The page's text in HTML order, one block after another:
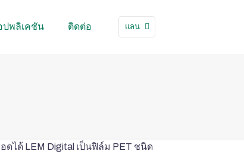
ปพลิเคชัน ติดต่อ แลน
ได้ LEM Digital เป็นฟิล์ม PET ชนิด